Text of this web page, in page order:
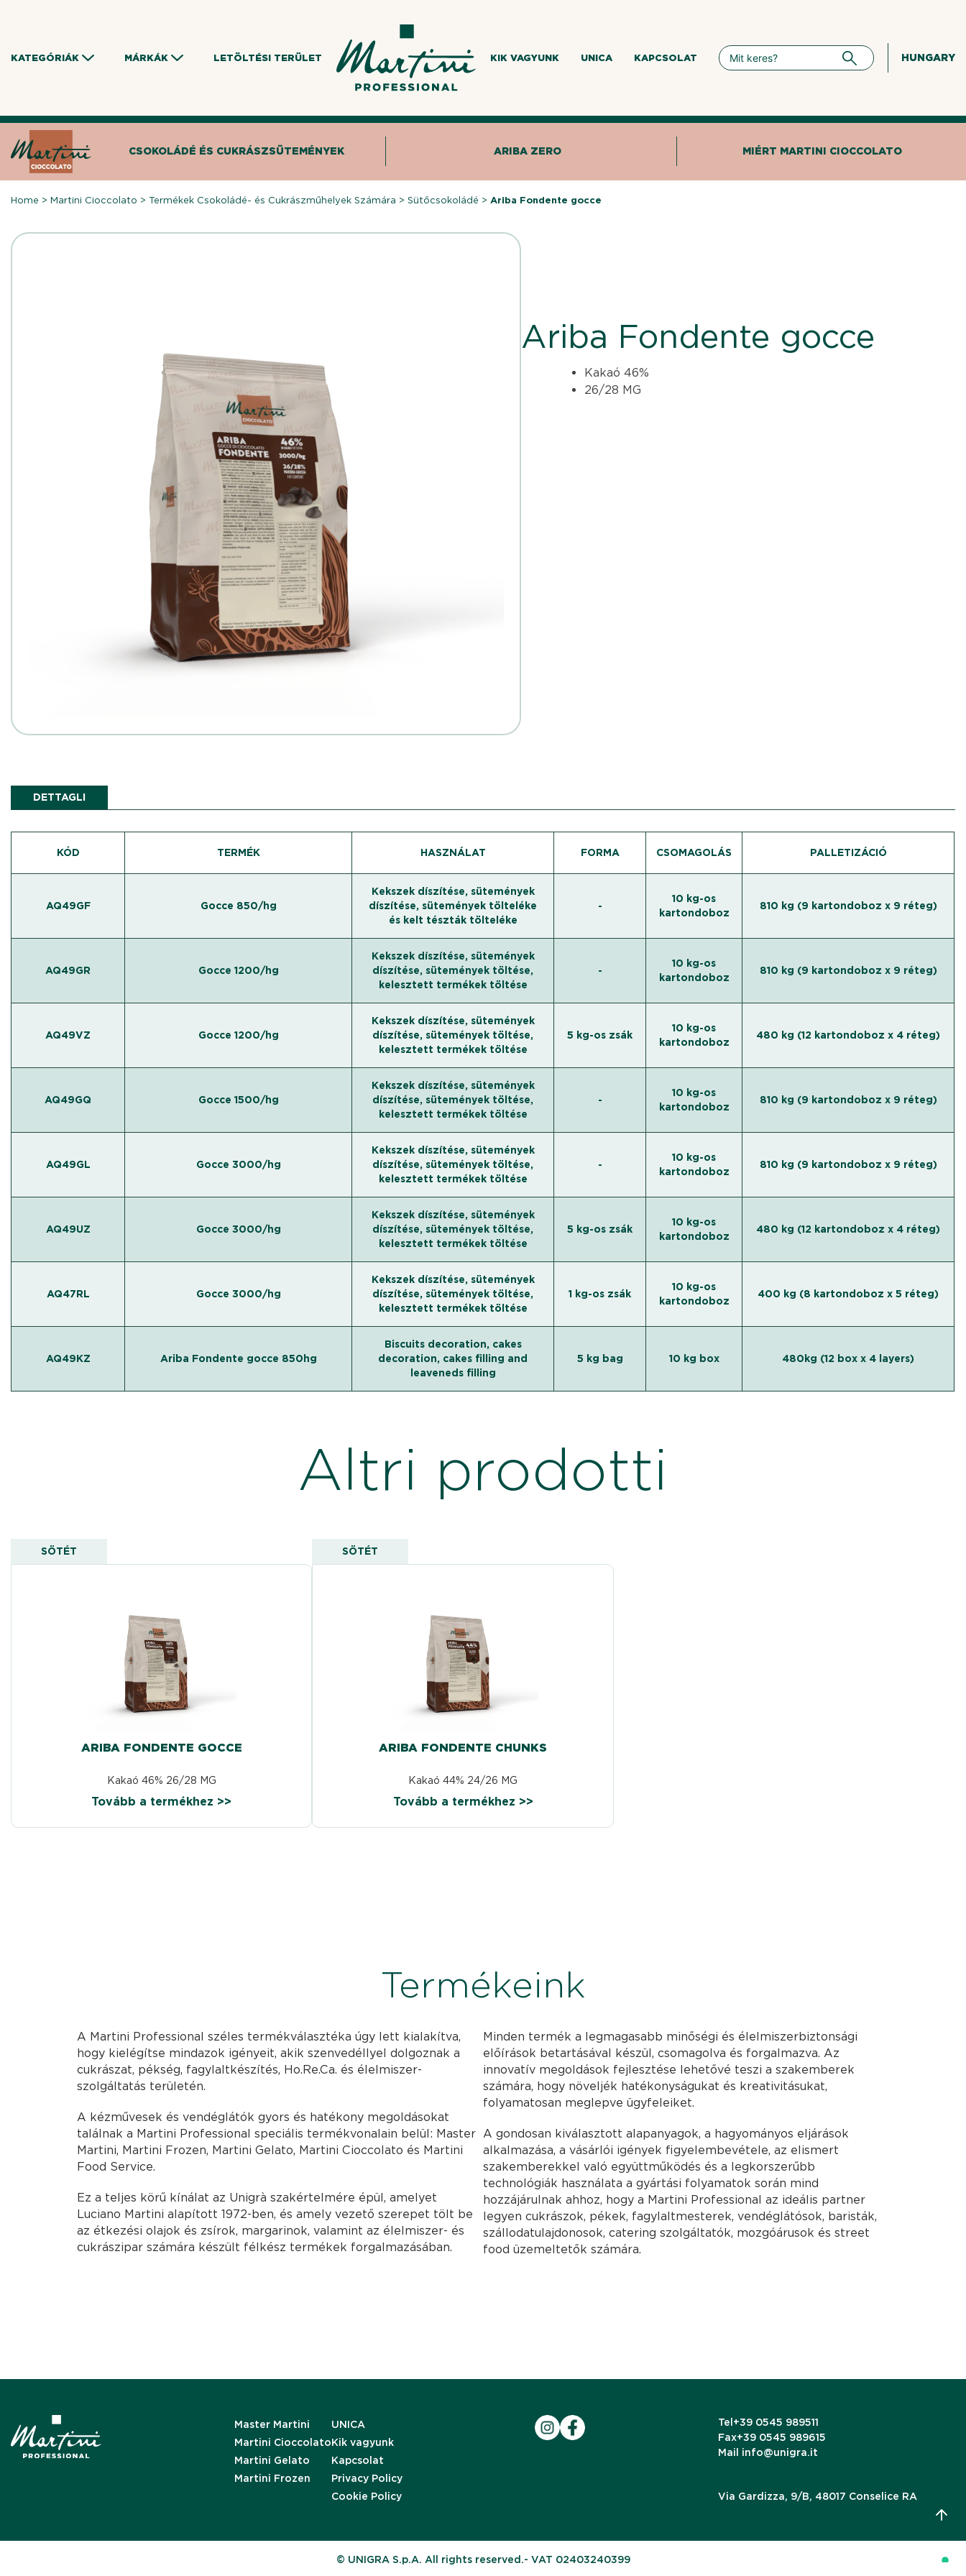
KATEGÓRIÁK MÁRKÁK LETÖLTÉSI TERÜLET KIK VAGYUNK UNICA KAPCSOLAT HUNGARY
CSOKOLÁDÉ ÉS CUKRÁSZSÜTEMÉNYEK ARIBA ZERO MIÉRT MARTINI CIOCCOLATO
Home >Martini Cioccolato >Termékek Csokoládé- és Cukrászműhelyek Számára >Sütőcsokoládé >Ariba Fondente gocce
Ariba Fondente gocce
Kakaó 46%
26/28 MG
DETTAGLI
KÓD TERMÉK
AQ49GF Gocce 850/hg
AQ49GR Gocce 1200/hg
AQ49VZ Gocce 1200/hg
AQ49GQ Gocce 1500/hg
AQ49GL Gocce 3000/hg
AQ49UZ Gocce 3000/hg
AQ47RL Gocce 3000/hg
AQ49KZ Ariba Fondente gocce 850hg
HASZNÁLAT FORMA CSOMAGOLÁS PALLETIZÁCIÓ
Kekszek díszítése, sütemények
díszítése, sütemények tölteléke
és kelt tészták tölteléke
-
10 kg-os
kartondoboz
810 kg (9 kartondoboz x 9 réteg)
Kekszek díszítése, sütemények
díszítése, sütemények töltése,
kelesztett termékek töltése
-
10 kg-os
kartondoboz
810 kg (9 kartondoboz x 9 réteg)
Kekszek díszítése, sütemények
díszítése, sütemények töltése,
kelesztett termékek töltése
5 kg-os zsák
10 kg-os
kartondoboz
480 kg (12 kartondoboz x 4 réteg)
Kekszek díszítése, sütemények
díszítése, sütemények töltése,
kelesztett termékek töltése
-
10 kg-os
kartondoboz
810 kg (9 kartondoboz x 9 réteg)
Kekszek díszítése, sütemények
díszítése, sütemények töltése,
kelesztett termékek töltése
-
10 kg-os
kartondoboz
810 kg (9 kartondoboz x 9 réteg)
Kekszek díszítése, sütemények
díszítése, sütemények töltése,
kelesztett termékek töltése
5 kg-os zsák
10 kg-os
kartondoboz
480 kg (12 kartondoboz x 4 réteg)
Kekszek díszítése, sütemények
díszítése, sütemények töltése,
kelesztett termékek töltése
1 kg-os zsák
10 kg-os
kartondoboz
400 kg (8 kartondoboz x 5 réteg)
Biscuits decoration, cakes
decoration, cakes filling and
leaveneds filling
5 kg bag 10 kg box 480kg (12 box x 4 layers)
Altri prodotti
SÖTÉT
ARIBA FONDENTE GOCCE
Kakaó 46% 26/28 MG
Tovább a termékhez >>
SÖTÉT
ARIBA FONDENTE CHUNKS
Kakaó 44% 24/26 MG
Tovább a termékhez >>
Termékeink
A Martini Professional széles termékválasztéka úgy lett kialakítva,
hogy kielégítse mindazok igényeit, akik szenvedéllyel dolgoznak a
cukrászat, pékség, fagylaltkészítés, Ho.Re.Ca. és élelmiszer-
szolgáltatás területén.
A kézművesek és vendéglátók gyors és hatékony megoldásokat
találnak a Martini Professional speciális termékvonalain belül: Master
Martini, Martini Frozen, Martini Gelato, Martini Cioccolato és Martini
Food Service.
Ez a teljes körű kínálat az Unigrà szakértelmére épül, amelyet
Luciano Martini alapított 1972-ben, és amely vezető szerepet tölt be
az étkezési olajok és zsírok, margarinok, valamint az élelmiszer- és
cukrászipar számára készült félkész termékek forgalmazásában.
Minden termék a legmagasabb minőségi és élelmiszerbiztonsági
előírások betartásával készül, csomagolva és forgalmazva. Az
innovatív megoldások fejlesztése lehetővé teszi a szakemberek
számára, hogy növeljék hatékonyságukat és kreativitásukat,
folyamatosan meglepve ügyfeleiket.
A gondosan kiválasztott alapanyagok, a hagyományos eljárások
alkalmazása, a vásárlói igények figyelembevétele, az elismert
szakemberekkel való együttműködés és a legkorszerűbb
technológiák használata a gyártási folyamatok során mind
hozzájárulnak ahhoz, hogy a Martini Professional az ideális partner
legyen cukrászok, pékek, fagylaltmesterek, vendéglátósok, baristák,
szállodatulajdonosok, catering szolgáltatók, mozgóárusok és street
food üzemeltetők számára.
Master Martini
Martini Cioccolato
Martini Gelato
Martini Frozen
UNICA
Kik vagyunk
Kapcsolat
Privacy Policy
Cookie Policy
Tel +39 0545 989511
Fax+39 0545 989615
Mail info@unigra.it
Via Gardizza, 9/B, 48017 Conselice RA
© UNIGRA S.p.A. All rights reserved.- VAT 02403240399